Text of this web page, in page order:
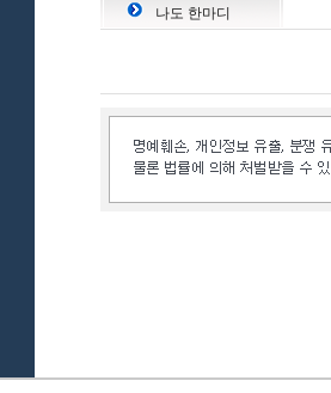
나도 한마디